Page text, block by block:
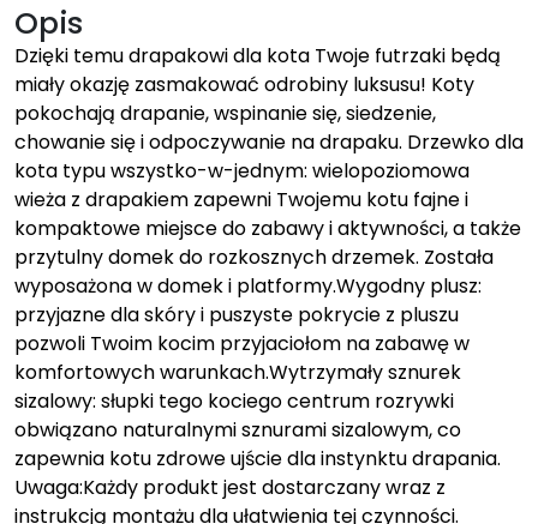
Opis
Dzięki temu drapakowi dla kota Twoje futrzaki będą
miały okazję zasmakować odrobiny luksusu! Koty
pokochają drapanie, wspinanie się, siedzenie,
chowanie się i odpoczywanie na drapaku. Drzewko dla
kota typu wszystko-w-jednym: wielopoziomowa
wieża z drapakiem zapewni Twojemu kotu fajne i
kompaktowe miejsce do zabawy i aktywności, a także
przytulny domek do rozkosznych drzemek. Została
wyposażona w domek i platformy.Wygodny plusz:
przyjazne dla skóry i puszyste pokrycie z pluszu
pozwoli Twoim kocim przyjaciołom na zabawę w
komfortowych warunkach.Wytrzymały sznurek
sizalowy: słupki tego kociego centrum rozrywki
obwiązano naturalnymi sznurami sizalowym, co
zapewnia kotu zdrowe ujście dla instynktu drapania.
Uwaga:Każdy produkt jest dostarczany wraz z
instrukcją montażu dla ułatwienia tej czynności.